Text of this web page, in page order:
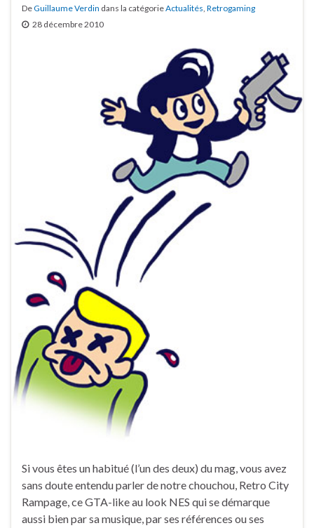
DeGuillaume Verdin dans la catégorieActualités, Retrogaming
28 décembre 2010
Si vous êtes un habitué (l’un des deux) du mag, vous avez
sans doute entendu parler de notre chouchou, Retro City
Rampage, ce GTA-like au look NES qui se démarque
aussi bien par sa musique, par ses références ou ses